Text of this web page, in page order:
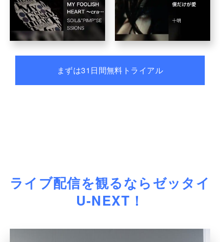
まずは31日間無料トライアル
ライブ配信を観るならゼッタイ
U-NEXT！